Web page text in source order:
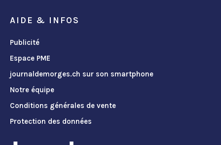
AIDE & INFOS
Publicité
Espace PME
journaldemorges.ch sur son smartphone
Notre équipe
Conditions générales de vente
Protection des données